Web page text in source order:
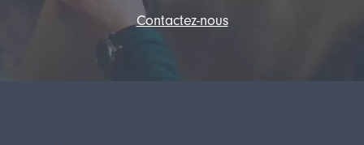
Contactez-nous